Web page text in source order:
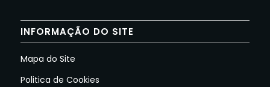
INFORMAÇÃO DO SITE
Mapa do Site
Politica de Cookies